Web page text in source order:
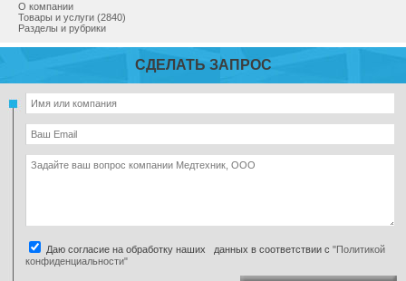
О компании
Товары и услуги (2840)
Разделы и рубрики
СДЕЛАТЬ ЗАПРОС
Даю согласие на обработку наших данных в соответствии с "Политикой
конфиденциальности"